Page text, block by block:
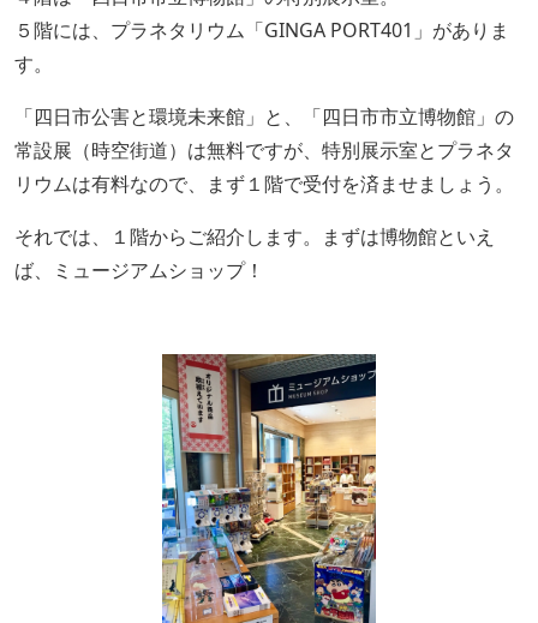
５階には、プラネタリウム「GINGA PORT401」がありま
す。
「四日市公害と環境未来館」と、「四日市市立博物館」の
常設展（時空街道）は無料ですが、特別展示室とプラネタ
リウムは有料なので、まず１階で受付を済ませましょう。
それでは、１階からご紹介します。まずは博物館といえ
ば、ミュージアムショップ！